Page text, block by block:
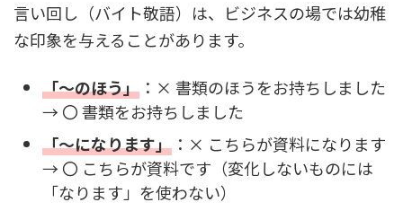
言い回し（バイト敬語）は、ビジネスの場では幼稚
な印象を与えることがあります。
「～のほう」 ：× 書類のほうをお持ちしました
→ 〇 書類をお持ちしました
「～になります」 ：× こちらが資料になります
→ 〇 こちらが資料です（変化しないものには
「なります」を使わない）